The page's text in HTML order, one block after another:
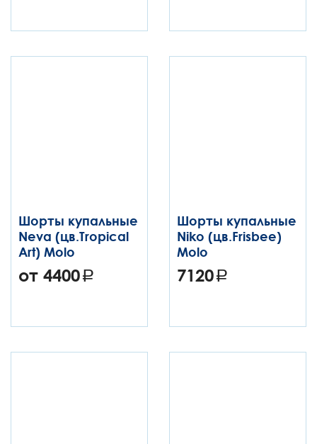
Шорты купальные
Neva (цв.Tropical
Art) Molo
от 4400
Шорты купальные
Niko (цв.Frisbee)
Molo
7120